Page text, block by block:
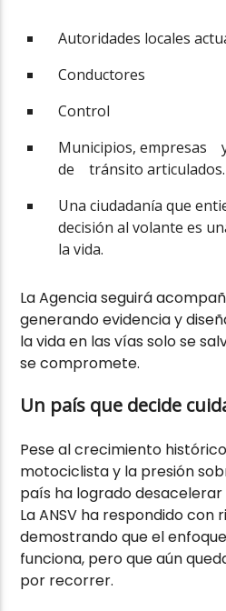
Autoridades locales
Conductores
Control
Municipios,
de tránsito articulados.
Una ciudadanía que
decisión al volante es
la vida.
La Agencia seguirá
generando evidencia y
la vida en las vías solo se
se compromete.
Un país que decide
Pese al crecimiento
motociclista y la presión
país ha logrado
La ANSV ha respondido con
demostrando que el
funciona, pero que aún
por recorrer.